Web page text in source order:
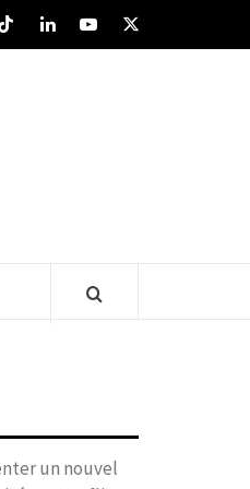
LinkedInYoutube
X
un nouvel